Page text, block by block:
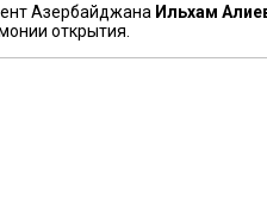
Азербайджана Ильхам
открытия.